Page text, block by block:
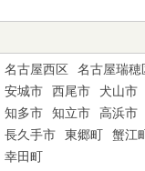
名古屋西区 名古屋瑞穂
安城市
西尾市 犬山市
知多市
知立市 高浜市
長久手市
東郷町 蟹江
幸田町